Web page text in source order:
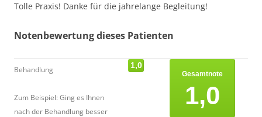
Tolle Praxis! Danke für die jahrelange Begleitung!
Notenbewertung dieses Patienten
Behandlung
Zum Beispiel: Ging es Ihnen
nach der Behandlung besser
1,0
Gesamtnote
1,0